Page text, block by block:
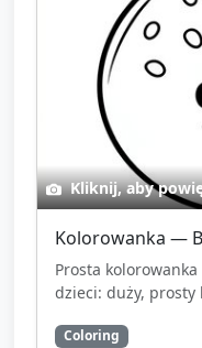
Kliknij, aby
Kolorowanka —
Prosta
dzieci: duży, prosty
Coloring